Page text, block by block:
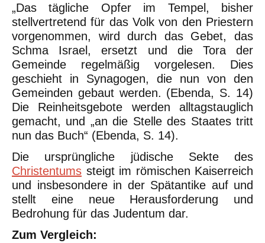
„Das tägliche Opfer im Tempel, bisher
stellvertretend für das Volk von den Priestern
vorgenommen, wird durch das Gebet, das
Schma Israel, ersetzt und die Tora der
Gemeinde regelmäßig vorgelesen. Dies
geschieht in Synagogen, die nun von den
Gemeinden gebaut werden. (Ebenda, S. 14)
Die Reinheitsgebote werden alltagstauglich
gemacht, und „an die Stelle des Staates tritt
nun das Buch“ (Ebenda, S. 14).
Die ursprüngliche jüdische Sekte des
Christentums steigt im römischen Kaiserreich
und insbesondere in der Spätantike auf und
stellt eine neue Herausforderung und
Bedrohung für das Judentum dar.
Zum Vergleich: